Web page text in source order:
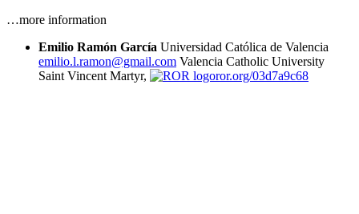
…more information
Emilio Ramón García Universidad Católica de Valencia
emilio.l.ramon@gmail.com Valencia Catholic University
Saint Vincent Martyr,
ror.org/03d7a9c68